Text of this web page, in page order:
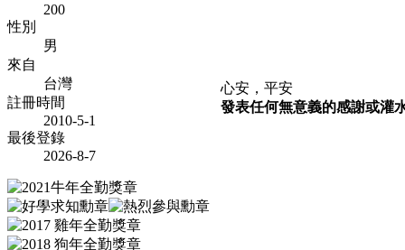
200
性別
男
來自
台灣
註冊時間
2010-5-1
最後登錄
2026-8-7
心安，平安
發表任何無意義的感謝或灌